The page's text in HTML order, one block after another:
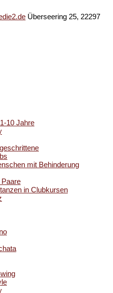
Überseering 25, 22297
10 Jahre
mit Behinderung
in Clubkursen